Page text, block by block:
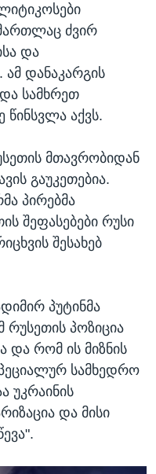
ძვირ
და
დანაკარგის
სამხრეთ
წინსვლა აქვს.
მთავრობიდან
გაუკეთებია.
პირებმა
შეფასებები რუსი
შესახებ
პუტინმა
რუსეთის პოზიცია
და რომ ის მიზნის
სამხედრო
უკრაინის
და მისი